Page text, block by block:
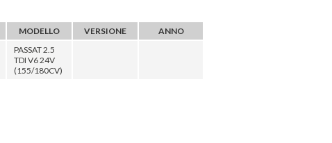
MODELLO VERSIONE
ANNO
PASSAT 2.5
TDI V6 24V
(155/180CV)